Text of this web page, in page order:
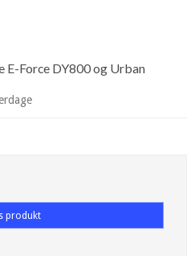
E-Force DY800 og Urban
produkt